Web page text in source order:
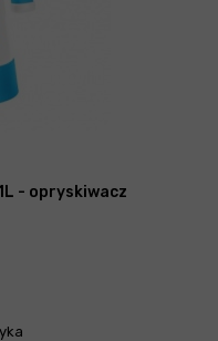
- opryskiwacz